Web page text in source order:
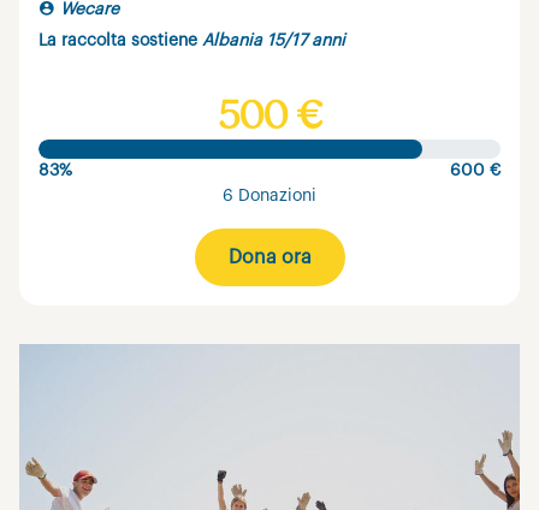
Wecare
La raccolta sostiene Albania 15/17 anni
500 €
83%
600 €
6 Donazioni
Dona ora